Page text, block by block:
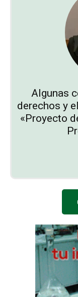
Algunas
derechos y
«Proyecto